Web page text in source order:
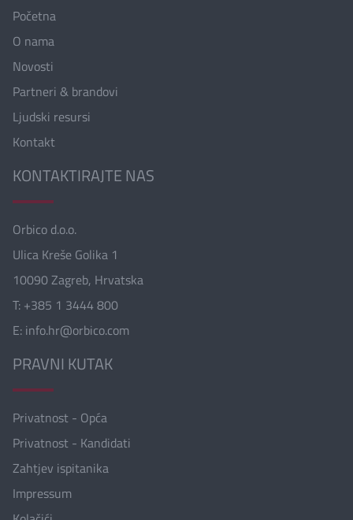
Početna
O nama
Novosti
Partneri & brandovi
Ljudski resursi
Kontakt
KONTAKTIRAJTE NAS
Orbico d.o.o.
Ulica Kreše Golika 1
10090 Zagreb, Hrvatska
T: +385 1 3444 800
E: info.hr@orbico.com
PRAVNI KUTAK
Privatnost - Opća
Privatnost - Kandidati
Zahtjev ispitanika
Impressum